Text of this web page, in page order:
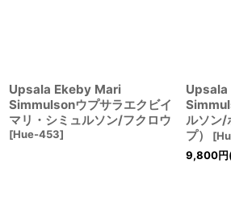
Upsala Ekeby Mari
Simmulsonウプサラエクビイ
マリ・シミュルソン/フクロウ
[Hue-453]
ルソン/
プ）
[
9,800円